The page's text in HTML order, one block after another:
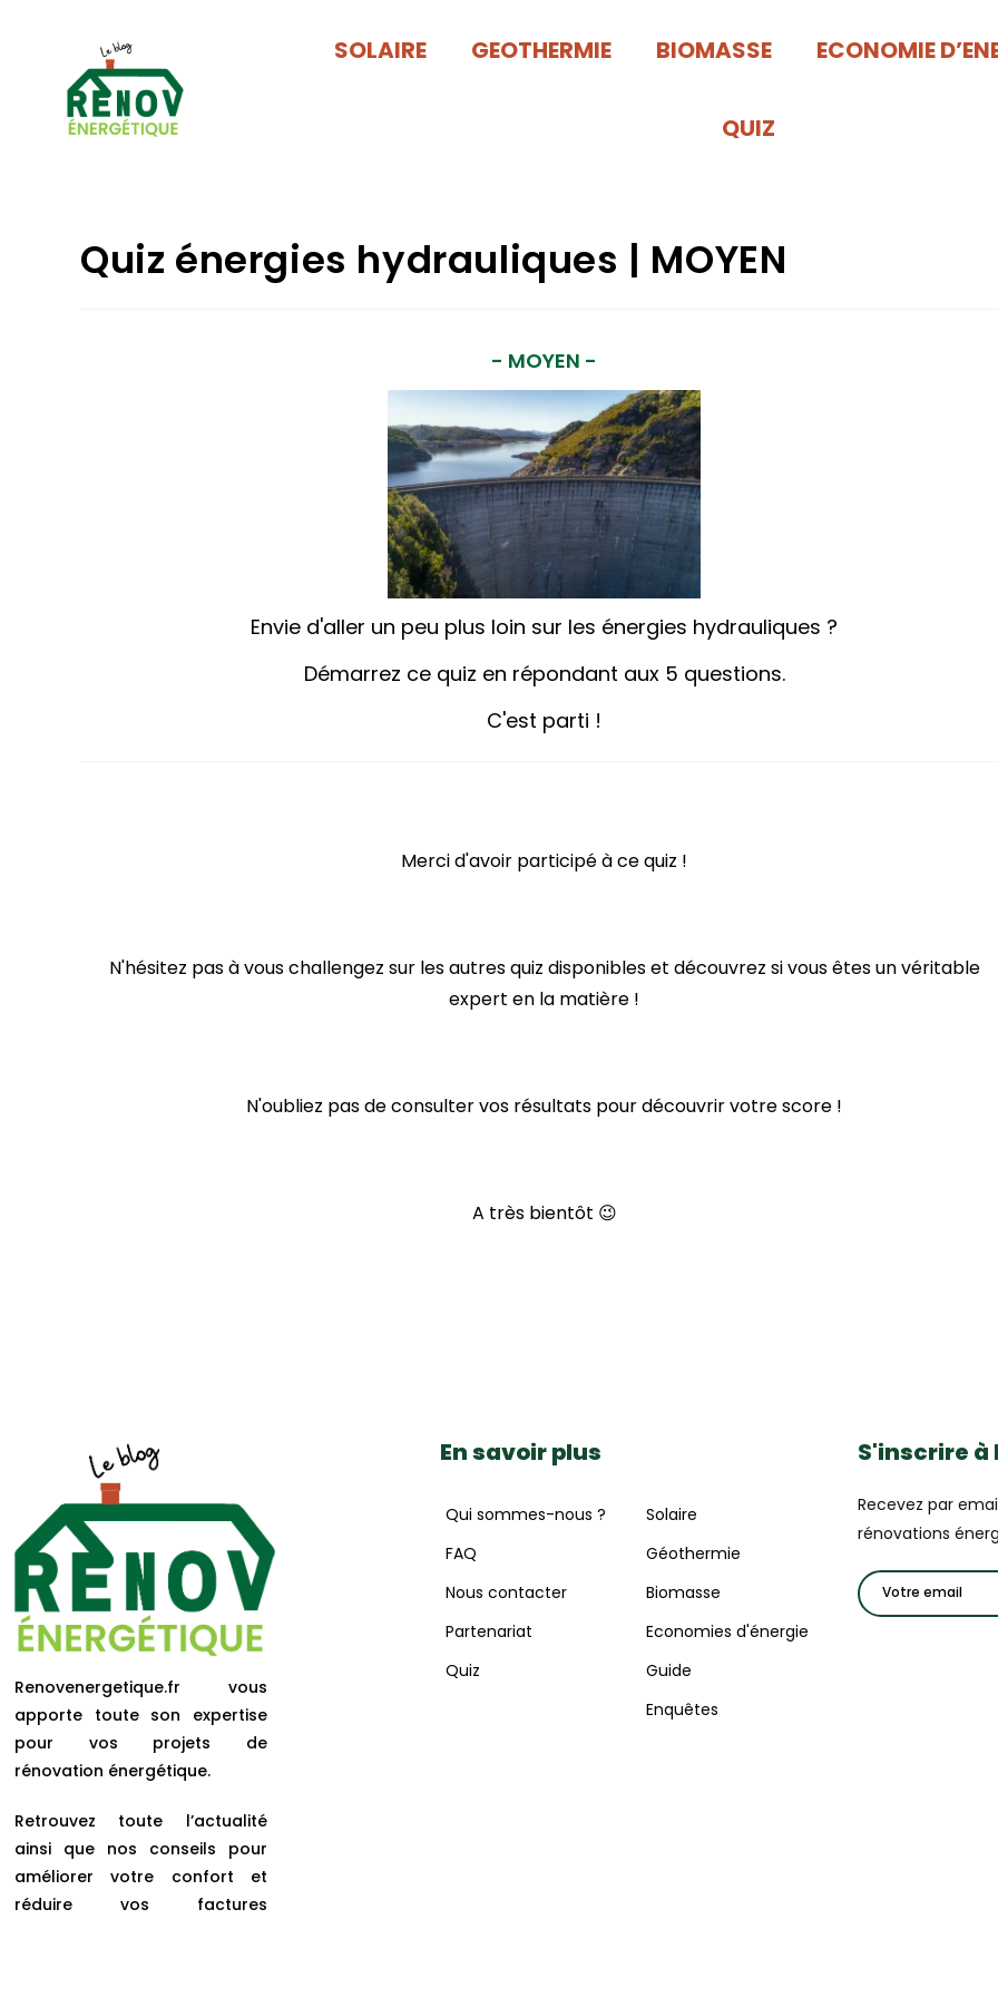
SOLAIRE GEOTHERMIE BIOMASSE ECONOMIE
QUIZ
Quiz énergies hydrauliques | MOYEN
- MOYEN -
Envie d'aller un peu plus loin sur les énergies hydrauliques ?
Démarrez ce quiz en répondant aux 5 questions.
C'est parti !
Mercid'avoir participé à ce quiz !
N'hésitez pas à vous challengez sur les autres quiz disponibles et découvrez si vous êtes un véritable
expert en la matière !
N'oubliez pas de consulter vos résultats pour découvrir votre score !
A très bientôt 😉
Renovenergetique.fr vous
apporte toute son expertise
pour vos projets de
rénovation énergétique.
Retrouvez toute l’actualité
ainsi que nos conseils pour
améliorer votre confort et
réduire vos factures
En savoir plus
Qui sommes-nous ?
FAQ
Nous contacter
Partenariat
Quiz
Solaire
Géothermie
Biomasse
Economies d'énergie
Guide
Enquêtes
S'inscrire
Recevez par
rénovations